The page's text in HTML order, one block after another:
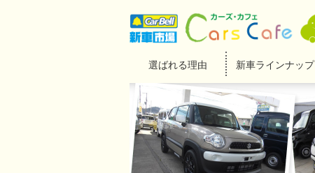
選ばれる理由 新車ラインナップ